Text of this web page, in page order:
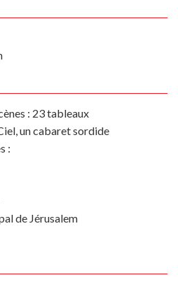
: 23 tableaux
un cabaret sordide
:
de Jérusalem